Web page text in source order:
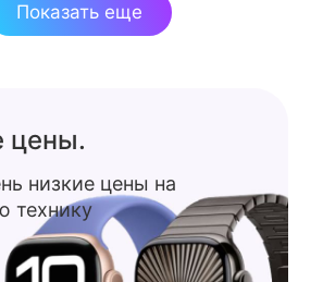
Показать еще
цены.
низкие цены на
технику